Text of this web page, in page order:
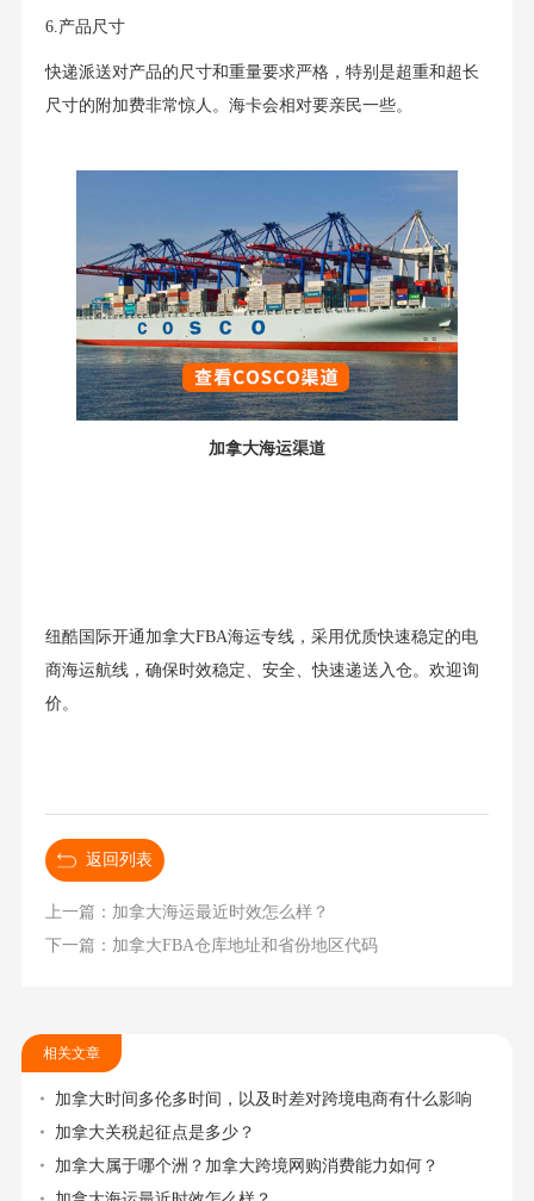
6.产品尺寸
快递派送对产品的尺寸和重量要求严格，特别是超重和超长
尺寸的附加费非常惊人。海卡会相对要亲民一些。
加拿大海运渠道
纽酷国际开通加拿大FBA海运专线，采用优质快速稳定的电
商海运航线，确保时效稳定、安全、快速递送入仓。欢迎询
价。
返回列表
上一篇：加拿大海运最近时效怎么样？
下一篇：加拿大FBA仓库地址和省份地区代码
相关文章
加拿大时间多伦多时间，以及时差对跨境电商有什么影响
加拿大关税起征点是多少？
加拿大属于哪个洲？加拿大跨境网购消费能力如何？